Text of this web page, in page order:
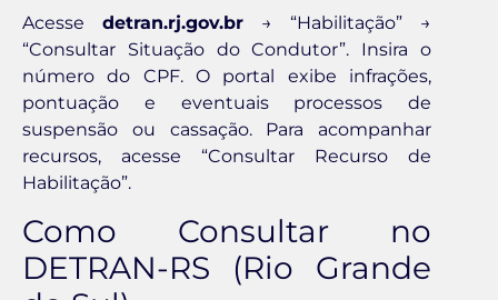
Acesse detran.rj.gov.br → “Habilitação” →
“Consultar Situação do Condutor”. Insira o
número do CPF. O portal exibe infrações,
pontuação e eventuais processos de
suspensão ou cassação. Para acompanhar
recursos, acesse “Consultar Recurso de
Habilitação”.
Como Consultar no
DETRAN-RS (Rio Grande